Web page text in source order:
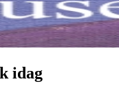
idag